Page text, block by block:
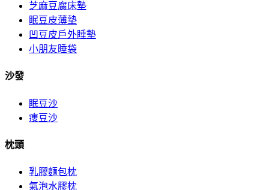
芝麻豆腐床墊
眠豆皮薄墊
凹豆皮戶外睡墊
小朋友睡袋
沙發
眠豆沙
痩豆沙
枕頭
乳膠麵包枕
氣泡水膠枕